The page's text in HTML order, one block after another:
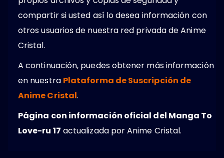
compartir si usted así lo desea información con
otros usuarios de nuestra red privada de Anime
Cristal.
A continuación, puedes obtener más información
en nuestra Plataforma de Suscripción de
Anime Cristal.
Página con información oficial del Manga To
Love-ru 17 actualizada por Anime Cristal.